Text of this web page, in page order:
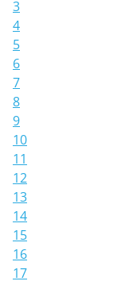
3
4
5
6
7
8
9
10
11
12
13
14
15
16
17